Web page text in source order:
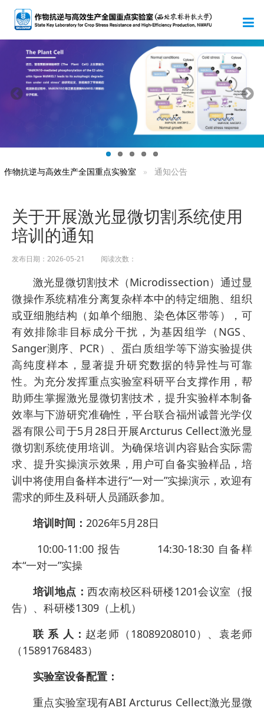
作物抗逆与高效生产全国重点实验室 通知公告
关于开展激光显微切割系统使用
培训的通知
发布日期：2026-05-21 阅读次数：
激光显微切割技术（Microdissection）通过显
微操作系统精准分离复杂样本中的特定细胞、组织
或亚细胞结构（如单个细胞、染色体区带等），可
有效排除非目标成分干扰，为基因组学（NGS、
Sanger测序、PCR）、蛋白质组学等下游实验提供
高纯度样本，显著提升研究数据的特异性与可靠
性。为充分发挥重点实验室科研平台支撑作用，帮
助师生掌握激光显微切割技术，提升实验样本制备
效率与下游研究准确性，平台联合福州诚普光学仪
器有限公司于5月28日开展Arcturus Cellect激光显
微切割系统使用培训。为确保培训内容贴合实际需
求、提升实操演示效果，用户可自备实验样品，培
训中将使用自备样本进行“一对一”实操演示，欢迎有
需求的师生及科研人员踊跃参加。
培训时间： 2026年5月28日
10:00-11:00 报告 14:30-18:30 自备样
本“一对一”实操
培训地点：西农南校区科研楼1201会议室（报
告）、科研楼1309（上机）
联 系 人： 赵老师（18089208010）、袁老师
（15891768483）
实验室设备配置：
重点实验室现有ABI Arcturus Cellect激光显微